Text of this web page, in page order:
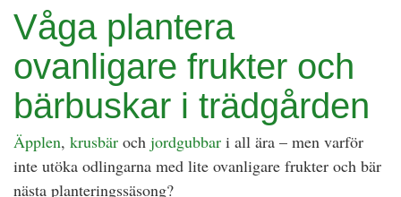
Våga plantera
ovanligare frukter och
bärbuskar i trädgården
Äpplen, krusbär och jordgubbar i all ära – men varför
inte utöka odlingarna med lite ovanligare frukter och bär
nästa planteringssäsong?